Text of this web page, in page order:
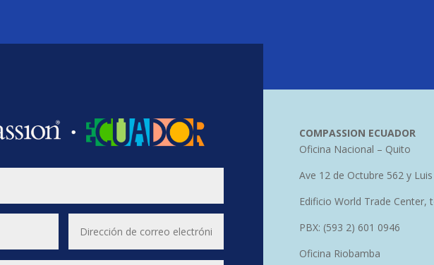
COMPASSION ECUADOR
Oficina Nacional – Quito
Ave 12 de Octubre 562 y
Edificio World Trade Center,
PBX: (593 2) 601 0946
Oficina Riobamba